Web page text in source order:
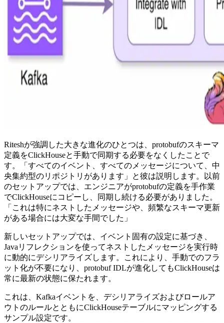
Riteshが強調した大きな進化のひとつは、protobufのスキーマ
定義をClickHouseと手動で同期する必要をなくしたことで
す。「すべてのイベント、すべてのメッセージについて、中
央集約型のリポジトリがあります」と彼は説明します。以前
のセットアップでは、エンジニアがprotobufの定義を手作業
でClickHouseにコピーし、同期し続ける必要がありました。
「これは特にネストしたメッセージや、頻繁なスキーマ更新
がある場合には大変な手間でした」
新しいセットアップでは、イベント固有の設定に基づき、
Javaリフレクションを使ってネストしたメッセージを実行時
に動的にデシリアライズします。これにより、手動でのフラ
ット化が不要になり、protobuf IDLが進化してもClickHouseは
常に最新の状態に保たれます。
これは、Kafkaイベントを、デシリアライズおよびロールア
ウトのルールとともにClickHouseテーブルにマッピングする
サンプル設定です。